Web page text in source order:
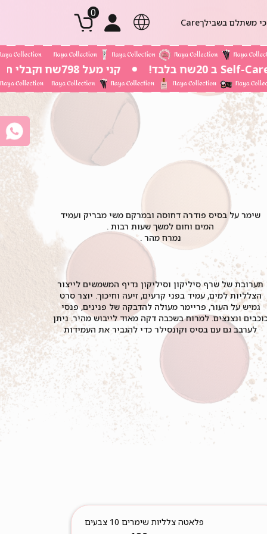
משתלם בשבילךBody Care שפתיים אודמים 5ml מברשות וריסים
0
קני מעל 798שח וקבלי תיק חוף גדול במתנה
שימר על בסיס פודרה דחוסה ובמרקם משי מבריק ועמיד
המים וחום למשך שעות רבות .
נמרח מהר .
תערובת של שרף סיליקון וסיליקון נדיף המשמשים לייצור
הצלליות למים, עמיד בפני קרעים, זיעה וחיכוך. יוצר סרט
גמיש על העור, פריימר מעולה להדבקה של פנינים, פנסי
ונצנצים. למרוח בשכבה דקה מאוד לייבוש מהיר. ניתן
לערבב גם עם בסיס וקונסילר כדי להגביר את העמידות
פלאטה צלליות שימרים 10 צבעים